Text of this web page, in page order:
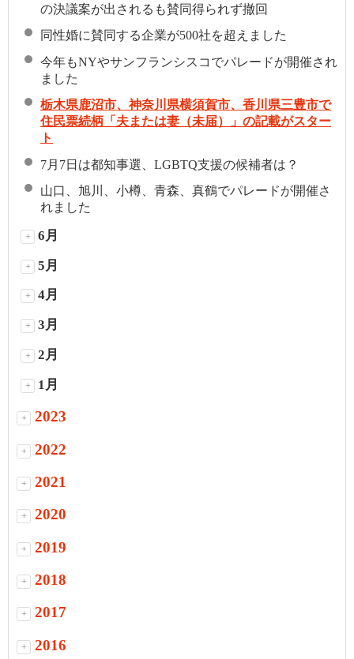
の決議案が出されるも賛同得られず撤回
同性婚に賛同する企業が500社を超えました
今年もNYやサンフランシスコでパレードが開催され
ました
栃木県鹿沼市、神奈川県横須賀市、香川県三豊市で
住民票続柄「夫または妻（未届）」の記載がスター
ト
7月7日は都知事選、LGBTQ支援の候補者は？
山口、旭川、小樽、青森、真鶴でパレードが開催さ
れました
+ 6月
+ 5月
+ 4月
+ 3月
+ 2月
+ 1月
+ 2023
+ 2022
+ 2021
+ 2020
+ 2019
+ 2018
+ 2017
+ 2016